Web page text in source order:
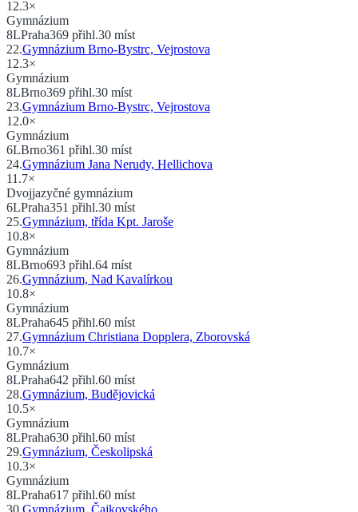
12.3×
Gymnázium
8LPraha369 přihl.30 míst
22.Gymnázium Brno-Bystrc, Vejrostova
12.3×
Gymnázium
8LBrno369 přihl.30 míst
23.Gymnázium Brno-Bystrc, Vejrostova
12.0×
Gymnázium
6LBrno361 přihl.30 míst
24.Gymnázium Jana Nerudy, Hellichova
11.7×
Dvojjazyčné gymnázium
6LPraha351 přihl.30 míst
25.Gymnázium, třída Kpt. Jaroše
10.8×
Gymnázium
8LBrno693 přihl.64 míst
26.Gymnázium, Nad Kavalírkou
10.8×
Gymnázium
8LPraha645 přihl.60 míst
27.Gymnázium Christiana Dopplera, Zborovská
10.7×
Gymnázium
8LPraha642 přihl.60 míst
28.Gymnázium, Budějovická
10.5×
Gymnázium
8LPraha630 přihl.60 míst
29.Gymnázium, Českolipská
10.3×
Gymnázium
8LPraha617 přihl.60 míst
30.Gymnázium, Čajkovského